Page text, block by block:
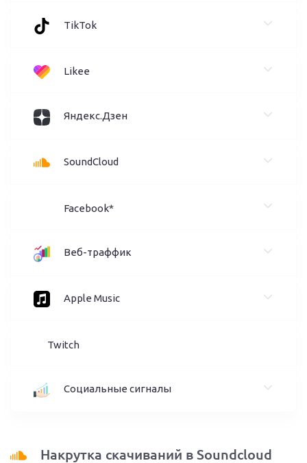
TikTok
Likee
Яндекс.Дзен
SoundCloud
Facebook*
Веб-траффик
Apple Music
Twitch
Социальные сигналы
Накрутка скачиваний в Soundcloud